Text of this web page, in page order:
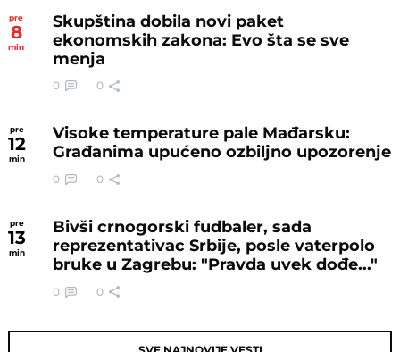
pre
8
min
Skupština dobila novi paket
ekonomskih zakona: Evo šta se sve
menja
0 0
pre
12
min
Visoke temperature pale Mađarsku:
Građanima upućeno ozbiljno upozorenje
0 0
pre
13
min
Bivši crnogorski fudbaler, sada
reprezentativac Srbije, posle vaterpolo
bruke u Zagrebu: "Pravda uvek dođe..."
0 0